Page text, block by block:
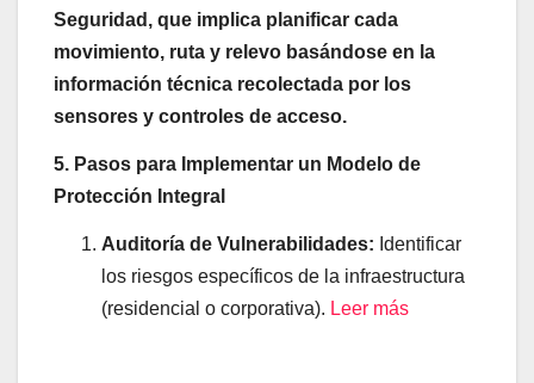
Seguridad, que implica planificar cada
movimiento, ruta y relevo basándose en la
información técnica recolectada por los
sensores y controles de acceso.
5. Pasos para Implementar un Modelo de
Protección Integral
Auditoría de Vulnerabilidades: Identificar
los riesgos específicos de la infraestructura
(residencial o corporativa). Leer más